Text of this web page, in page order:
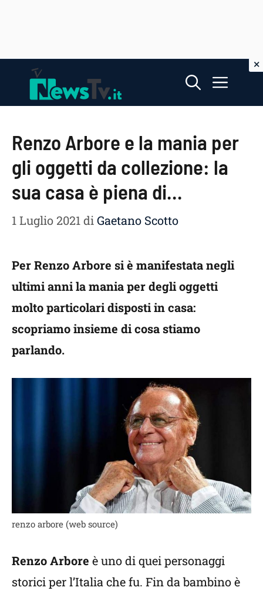
contenuto
Menu
Renzo Arbore e la mania per
gli oggetti da collezione: la
sua casa è piena di…
1 Luglio 2021 diGaetano Scotto
Per Renzo Arbore si è manifestata negli
ultimi anni la mania per degli oggetti
molto particolari disposti in casa:
scopriamo insieme di cosa stiamo
parlando.
renzo arbore (web source)
Renzo Arbore è uno di quei personaggi
storici per l’Italia che fu. Fin da bambino è